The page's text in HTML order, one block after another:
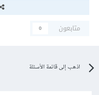
متابعون
0
اذهب إلى قائمة الأسئلة